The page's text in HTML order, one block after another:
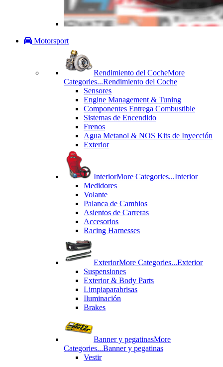
Motorsport
Rendimiento del CocheMore
Categories...Rendimiento del Coche
Sensores
Engine Management & Tuning
Componentes Entrega Combustible
Sistemas de Encendido
Frenos
Agua Metanol & NOS Kits de Inyección
Exterior
InteriorMore Categories...Interior
Medidores
Volante
Palanca de Cambios
Asientos de Carreras
Accesorios
Racing Harnesses
ExteriorMore Categories...Exterior
Suspensiones
Exterior & Body Parts
Limpiaparabrisas
Iluminación
Brakes
Banner y pegatinasMore
Categories...Banner y pegatinas
Vestir